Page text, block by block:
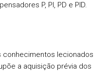
P, PI, PD e PID.
conhecimentos lecionados
a aquisição prévia dos